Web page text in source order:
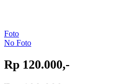
Foto
No Foto
Rp 120.000,-